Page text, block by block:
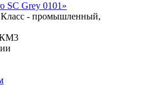
SC Grey 0101»
- промышленный,